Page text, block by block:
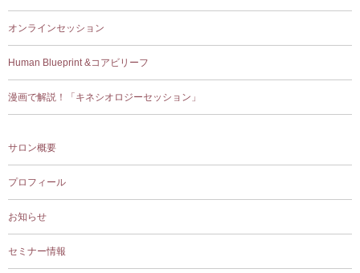
オンラインセッション
Human Blueprint &コアビリーフ
漫画で解説！「キネシオロジーセッション」
サロン概要
プロフィール
お知らせ
セミナー情報